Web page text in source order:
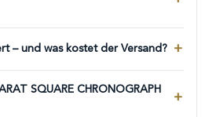
– und was kostet der Versand?
SQUARE CHRONOGRAPH